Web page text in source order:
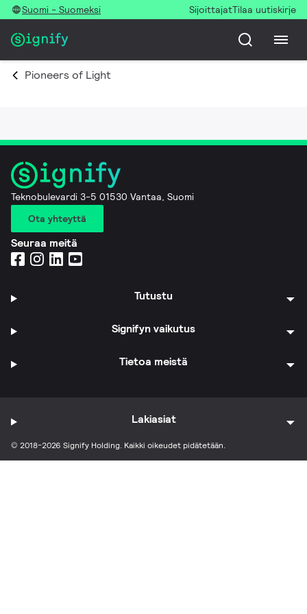
Suomi - Suomeksi SijoittajatTilaa uutiskirje
Pioneers of Light
Teknobulevardi 3-5 01530 Vantaa, Suomi
Ota yhteyttä
Seuraa meitä
Tutustu
Signifyn vaikutus
Tietoa meistä
© 2018-2026 Signify Holding. Kaikki oikeudet pidätetään.
Lakiasiat